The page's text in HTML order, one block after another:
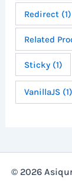
Redirect(1)
Related
Sticky(1)
VanillaJS(1)
© 2026